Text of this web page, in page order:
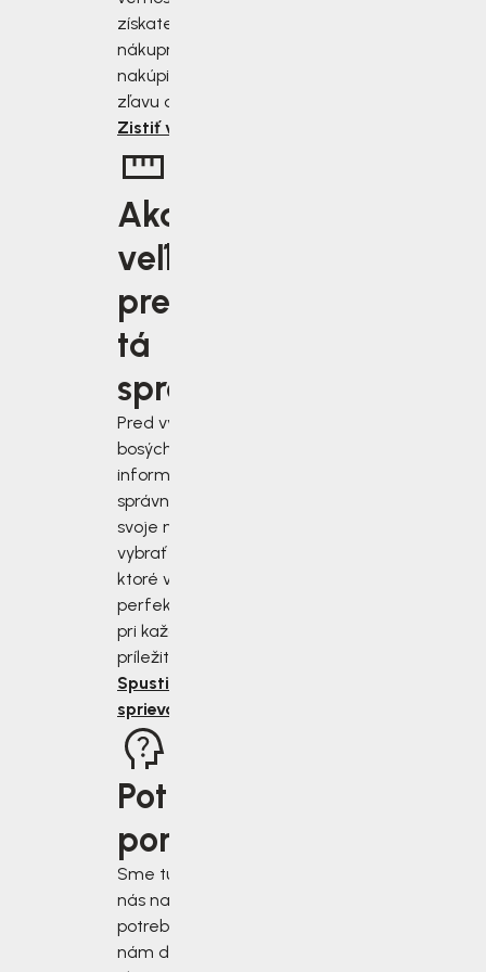
získate zľavu 2 až 10 % z
nákupnej ceny. Čím viac
nakúpite, tým väčšiu
zľavu od nás získate.
Zistiť viac
Aká
veľkosť je
pre vás
tá
správna?
Pred výberom
bosých topánok sa
informujte, ako
správne zmerať
svoje nohy a
vybrať si topánky,
ktoré vám budú
perfektne sedieť
pri každej
príležitosti.
Spustiť
sprievodcu
Potrebujete
poradiť?
Sme tu pre vás, keď
nás najviac
potrebujete. Napíšte
nám do chatového